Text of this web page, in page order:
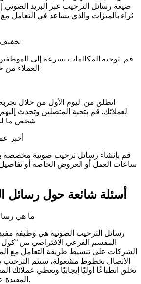
صيغة رسائل الترحيب عبر البريد الصوتي
ثراء بالميزات والذي يساعد في التعامل
قم بتوجيه المكالمات بسرعة إلى
العملاء من خلال تقليل وقت الانتظار.
انطلق من اليوم الأول من خلال
لعملائك. قم بتحية المتصلين وتحدث
شخص ما
أخبر
قم بإنشاء رسائل ترحيب صوتية مخصصة
ساعات العمل أو العروض الخاصة أو
أسئلة شائعة حول رسائل
ما هي
رسائل الترحيب الصوتية هي وظيفة
المقسم الفرعي الافتراضي من “كول
الشركات على تبسيط طريقة التعامل مع
الاتصال بخطوط مشغولة، سيتم الترحيب
تخلق انطباعًا أوليًا إيجابيًا وتعطي عملائك
المفيدة عن الخدمات التي تقدمها.